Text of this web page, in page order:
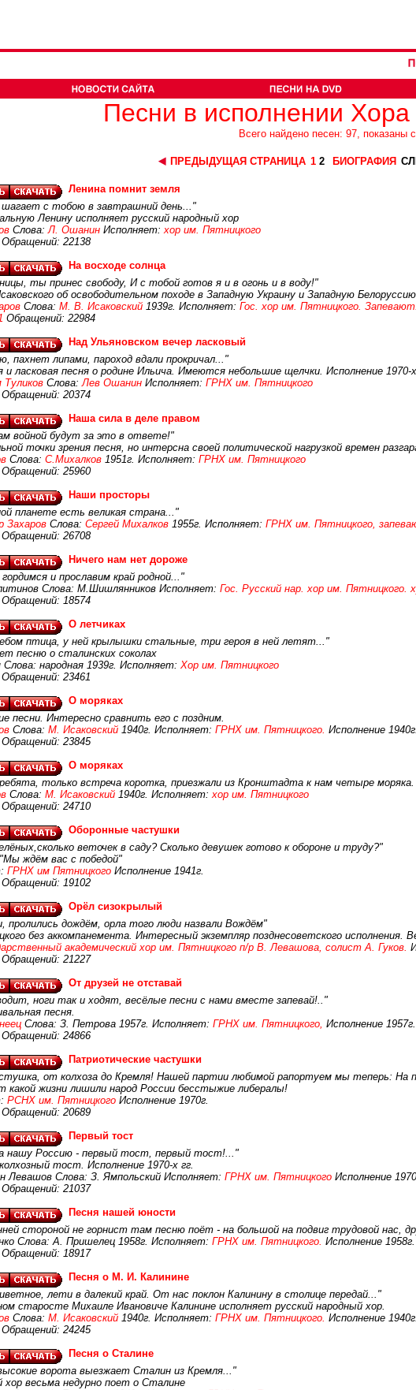
Песни в исполнении Хора
Всего найдено песен: 97, показаны
ПРЕДЫДУЩАЯ СТРАНИЦА 1 2 БИОГРАФИЯ
Ленина помнит земля
шагает с тобою в завтрашний день..."
Ленину исполняет русский народный хор
Слова:Л. Ошанин Исполняет:хор им. Пятницкого
Обращений: 22138
На восходе солнца
ты принес свободу, И с тобой готов я и в огонь и в воду!"
об освободительном походе в Западную Украину и Западную Белоруссию
Слова: М. В. Исаковский 1939г. Исполняет: Гос. хор им. Пятницкого.
Обращений: 22984
Над Ульяновском вечер ласковый
пахнет липами, пароход вдали прокричал..."
и ласковая песня о родине Ильича. Имеются небольшие щелчки. Исполнение 1970-х
Слова:Лев Ошанин Исполняет: ГРНХ им. Пятницкого
Обращений: 20374
Наша сила в деле правом
войной будут за это в ответе!"
точки зрения песня, но интерсна своей политической нагрузкой времен
Слова: С.Михалков 1951г. Исполняет: ГРНХ им. Пятницкого
Обращений: 25960
Наши просторы
планете есть великая страна..."
Захаров Слова: Сергей Михалков 1955г. Исполняет: ГРНХ им. Пятницкого,
Обращений: 26708
Ничего нам нет дороже
и прославим край родной..."
Слова: М.Шишлянников Исполняет: Гос. Русский нар. хор им.
Обращений: 18574
О летчиках
птица, у ней крылышки стальные, три героя в ней летят..."
песню о сталинских соколах
народная 1939г. Исполняет: Хор им. Пятницкого
Обращений: 23461
О моряках
песни. Интересно сравнить его с поздним.
Слова: М. Исаковский 1940г. Исполняет: ГРНХ им. Пятницкого. Исполнение 1940г.
Обращений: 23845
О моряках
только встреча коротка, приезжали из Кронштадта к нам четыре
Слова: М. Исаковский 1940г. Исполняет:хор им. Пятницкого
Обращений: 24710
Оборонные частушки
веточек в саду? Сколько девушек готово к обороне и труду?"
ждём вас с победой"
ГРНХ им Пятницкого Исполнение 1941г.
Обращений: 19102
Орёл сизокрылый
пролились дождём, орла того люди назвали Вождём"
без аккомпанемента. Интересный экземпляр позднесоветского исполнения.
академический хор им. Пятницкого п/р В. Левашова, солист А. Гуков.
Обращений: 21227
От друзей не отставай
ноги так и ходят, весёлые песни с нами вместе запевай!.."
песня.
Слова: З. Петрова 1957г. Исполняет: ГРНХ им. Пятницкого, Исполнение 1957г.
Обращений: 24866
Патриотические частушки
от колхоза до Кремля! Нашей партии любимой рапортуем мы теперь: На
какой жизни лишили народ России бесстыжие либералы!
РСНХ им. Пятницкого Исполнение 1970г.
Обращений: 20689
Первый тост
нашу Россию - первый тост, первый тост!..."
тост. Исполнение 1970-х гг.
Левашов Слова: З. Ямпольский Исполняет: ГРНХ им. Пятницкого Исполнение
Обращений: 21037
Песня нашей юности
стороной не горнист там песню поёт - на большой на подвиг трудовой нас,
Слова: А. Пришелец 1958г. Исполняет: ГРНХ им. Пятницкого. Исполнение 1958г.
Обращений: 18917
Песня о М. И. Калинине
лети в далекий край. От нас поклон Калинину в столице передай..."
старосте Михаиле Ивановиче Калинине исполняет русский народный хор.
Слова: М. Исаковский 1940г. Исполняет: ГРНХ им. Пятницкого. Исполнение 1940г.
Обращений: 24245
Песня о Сталине
ворота выезжает Сталин из Кремля..."
хор весьма недурно поет о Сталине